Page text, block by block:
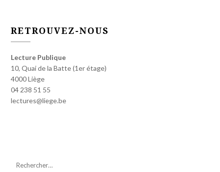
RETROUVEZ-NOUS
Lecture Publique
10, Quai de la Batte (1er étage)
4000 Liège
04 238 51 55
lectures@liege.be